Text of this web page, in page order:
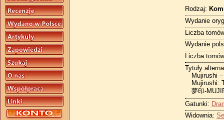
Rodzaj:
Wydanie
Liczba
Wydanie
Liczba
Tytuły
Mujirushi
Mujirushi:
夢印-
Gatunki:
Widownia: